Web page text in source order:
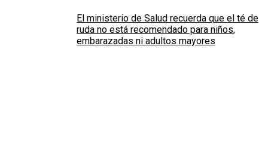
El ministerio de Salud recuerda que el té de
ruda no está recomendado para niños,
embarazadas ni adultos mayores